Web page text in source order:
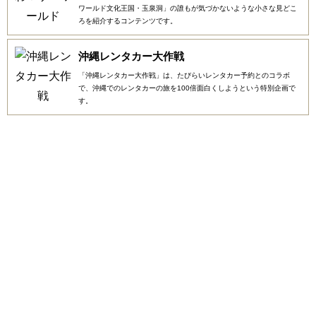
ワールド文化王国・玉泉洞」の誰もが気づかないような小さな見どこ
ろを紹介するコンテンツです。
沖縄レンタカー大作戦
「沖縄レンタカー大作戦」は、たびらいレンタカー予約とのコラボ
で、沖縄でのレンタカーの旅を100倍面白くしようという特別企画で
す。